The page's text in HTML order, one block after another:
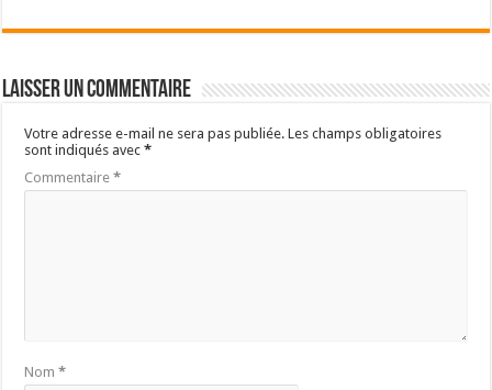
Laisser un commentaire
Votre adresse e-mail ne sera pas publiée. Les champs obligatoires
sont indiqués avec*
Commentaire*
Nom*